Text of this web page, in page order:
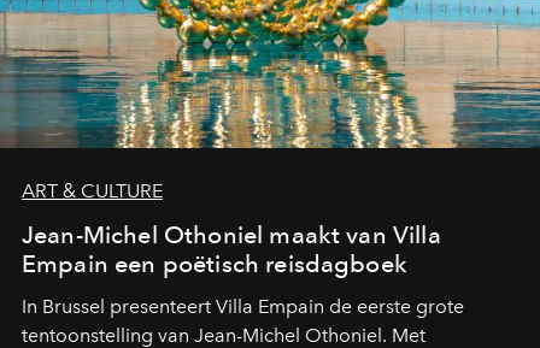
ART & CULTURE
Jean-Michel Othoniel maakt van Villa
Empain een poëtisch reisdagboek
In Brussel presenteert Villa Empain de eerste grote
tentoonstelling van Jean-Michel Othoniel. Met